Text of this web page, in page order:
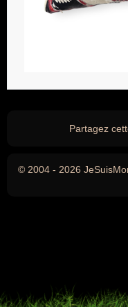
Partagez
© 2004 - 2026